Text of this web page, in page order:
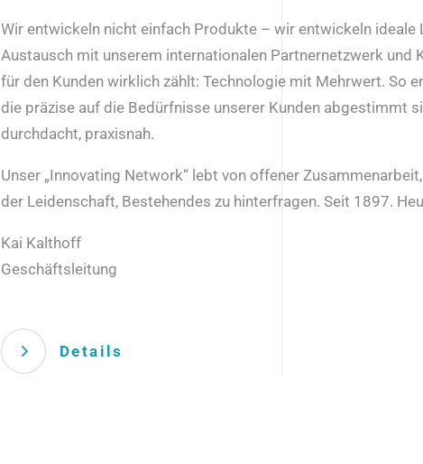
Wir entwickeln nicht einfach Produkte – wir entwickeln ideale
Austausch mit unserem internationalen Partnernetzwerk und
für den Kunden wirklich zählt: Technologie mit Mehrwert. So
die präzise auf die Bedürfnisse unserer Kunden abgestimmt
durchdacht, praxisnah.
Unser „Innovating Network“ lebt von offener
der Leidenschaft, Bestehendes zu hinterfragen. Seit 1897.
Kai Kalthoff
Geschäftsleitung
Details